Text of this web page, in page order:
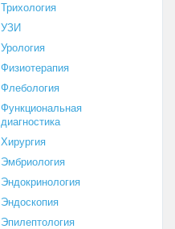
Трихология
УЗИ
Урология
Физиотерапия
Флебология
Функциональная
диагностика
Хирургия
Эмбриология
Эндокринология
Эндоскопия
Эпилептология